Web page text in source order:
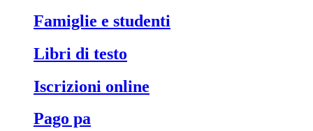
famiglie e studenti
libri di testo
iscrizioni online
pago pa